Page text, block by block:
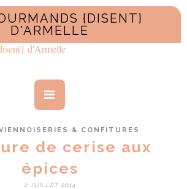
{DISENT}
D'ARMELLE
& CONFITURES
de cerise aux
épices
2 JUILLET 2014